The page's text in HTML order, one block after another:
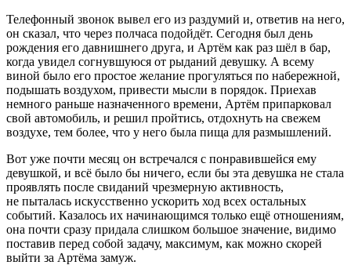
Телефонный звонок вывел его из раздумий и, ответив на него,
он сказал, что через полчаса подойдёт. Сегодня был день
рождения его давнишнего друга, и Артём как раз шёл в бар,
когда увидел согнувшуюся от рыданий девушку. А всему
виной было его простое желание прогуляться по набережной,
подышать воздухом, привести мысли в порядок. Приехав
немного раньше назначенного времени, Артём припарковал
свой автомобиль, и решил пройтись, отдохнуть на свежем
воздухе, тем более, что у него была пища для размышлений.
Вот уже почти месяц он встречался с понравившейся ему
девушкой, и всё было бы ничего, если бы эта девушка не стала
проявлять после свиданий чрезмерную активность,
не пыталась искусственно ускорить ход всех остальных
событий. Казалось их начинающимся только ещё отношениям,
она почти сразу придала слишком большое значение, видимо
поставив перед собой задачу, максимум, как можно скорей
выйти за Артёма замуж.